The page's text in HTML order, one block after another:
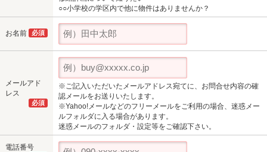
○○小学校の学区内で他に物件はありませんか？
お名前 必須
メールアド
レス
必須
※ご記入いただいたメールアドレス宛てに、お問合せ内容の確
認メールをお送りいたします。
※Yahoo!メールなどのフリーメールをご利用の場合、迷惑メー
ルフォルダに入る場合があります。
迷惑メールのフォルダ・設定等をご確認下さい。
電話番号